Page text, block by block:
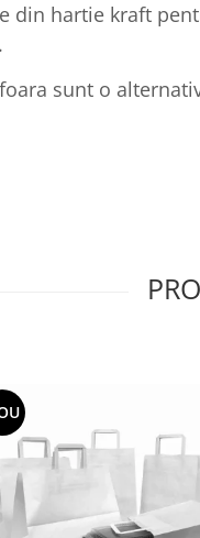
din hartie kraft
sunt o